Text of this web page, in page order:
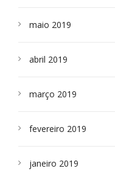
maio 2019
abril 2019
março 2019
fevereiro 2019
janeiro 2019